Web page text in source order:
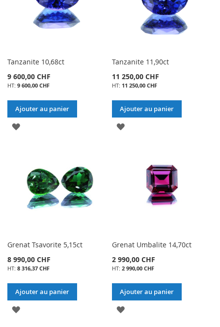
D’ENVIE
D’ENVIE
Tanzanite 10,68ct
9 600,00 CHF
9 600,00 CHF
Ajouter au panier
AJOUTER
LISTE
D’ENVIE
Tanzanite 11,90ct
11 250,00 CHF
11 250,00 CHF
Ajouter au panier
AJOUTER
D’ENVIE
Grenat Tsavorite 5,15ct
8 990,00 CHF
8 316,37 CHF
Ajouter au panier
AJOUTER
Grenat Umbalite 14,70ct
2 990,00 CHF
2 990,00 CHF
Ajouter au panier
AJOUTER